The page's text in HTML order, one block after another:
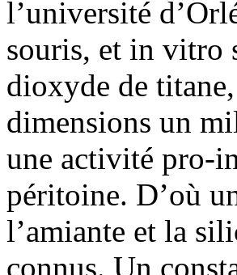
l’université
souris, et in vitro
dioxyde de
dimensions un
une activité pro-
péritoine. D’où
l’amiante et la
connus. Un